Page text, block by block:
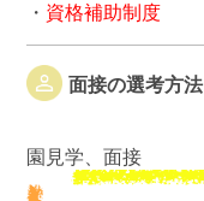
・ 資格補助制度
面接の選考方法
園見学、面接